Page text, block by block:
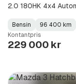
2.0 180HK 4x4
Fuel
Type:
Bensin
Kilometerstand :
96 400 km
Model
Year:
Gearbox
Type:
Kontantpris
229 000 kr